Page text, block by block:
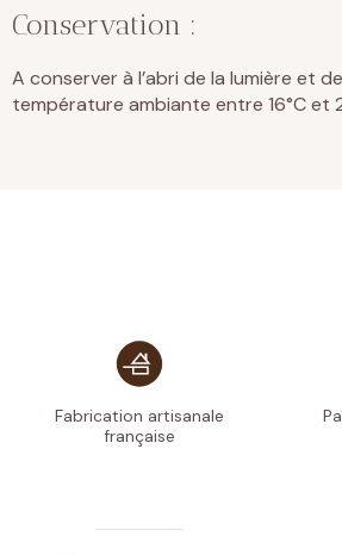
Conservation :
A conserver à l’abri de la lumière et
température ambiante entre 16°C et
Fabrication artisanale
française